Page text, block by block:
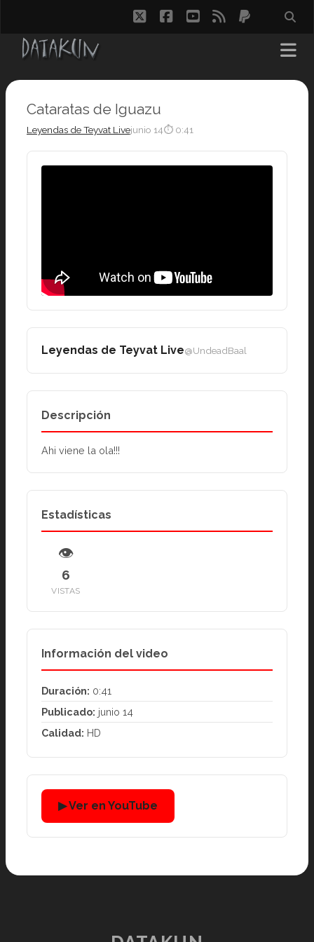
twitterfacebook
youtube
rss paypal
Cataratas de Iguazu
Leyendas de Teyvat Livejunio 14⏱ 0:41
Leyendas de Teyvat Live@UndeadBaal
Descripción
Ahi viene la ola!!!
Estadísticas
👁
6
VISTAS
Información del video
Duración: 0:41
Publicado: junio 14
Calidad: HD
▶ Ver en YouTube